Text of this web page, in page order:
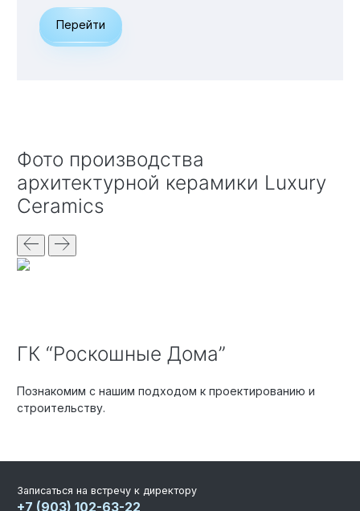
Перейти
Фото производства
архитектурной керамики Luxury
Ceramics
ГК “Роскошные Дома”
Познакомим с нашим подходом к проектированию и
строительству.
Записаться на встречу к директору
+7 (903) 102-63-22